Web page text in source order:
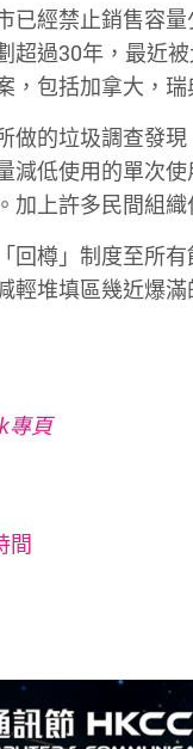
已經禁止銷售容
超過30年，最近
，包括加拿大，瑞
做的垃圾調查發
減低使用的單次
加上許多民間組
回樽」制度至所
輕堆填區幾近爆
專頁
間